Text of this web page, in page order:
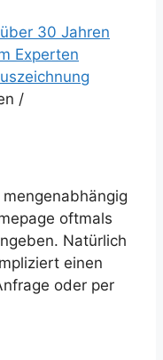
30 Jahren
Experten
/
oftmals
Natürlich
einen
oder per